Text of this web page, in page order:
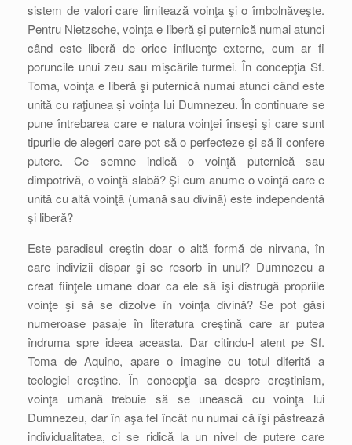
sistem de valori care limitează voinţa şi o îmbolnăveşte.
Pentru Nietzsche, voinţa e liberă şi puternică numai atunci
când este liberă de orice influenţe externe, cum ar fi
poruncile unui zeu sau mişcările turmei. În concepţia Sf.
Toma, voinţa e liberă şi puternică numai atunci când este
unită cu raţiunea şi voinţa lui Dumnezeu. În continuare se
pune întrebarea care e natura voinţei înseşi şi care sunt
tipurile de alegeri care pot să o perfecteze şi să îi confere
putere. Ce semne indică o voinţă puternică sau
dimpotrivă, o voinţă slabă? Şi cum anume o voinţă care e
unită cu altă voinţă (umană sau divină) este independentă
şi liberă?
Este paradisul creştin doar o altă formă de nirvana, în
care indivizii dispar şi se resorb în unul? Dumnezeu a
creat fiinţele umane doar ca ele să îşi distrugă propriile
voinţe şi să se dizolve în voinţa divină? Se pot găsi
numeroase pasaje în literatura creştină care ar putea
îndruma spre ideea aceasta. Dar citindu-l atent pe Sf.
Toma de Aquino, apare o imagine cu totul diferită a
teologiei creştine. În concepţia sa despre creştinism,
voinţa umană trebuie să se unească cu voinţa lui
Dumnezeu, dar în aşa fel încât nu numai că îşi păstrează
individualitatea, ci se ridică la un nivel de putere care